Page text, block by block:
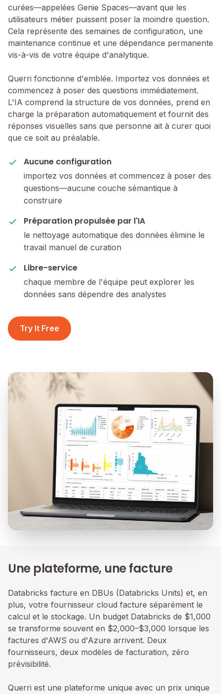
curées—appelées Genie Spaces—avant que les
utilisateurs métier puissent poser la moindre question.
Cela représente des semaines de configuration, une
maintenance continue et une dépendance permanente
vis-à-vis de votre équipe d'analytique.
Querri fonctionne d'emblée. Importez vos données et
commencez à poser des questions immédiatement.
L'IA comprend la structure de vos données, prend en
charge la préparation automatiquement et fournit des
réponses visuelles sans que personne ait à curer quoi
que ce soit au préalable.
Aucune configuration
importez vos données et commencez à poser des
questions—aucune couche sémantique à
construire
Préparation propulsée par l'IA
le nettoyage automatique des données élimine le
travail manuel de curation
Libre-service
chaque membre de l'équipe peut explorer les
données sans dépendre des analystes
Try It Free
Une plateforme, une facture
Databricks facture en DBUs (Databricks Units) et, en
plus, votre fournisseur cloud facture séparément le
calcul et le stockage. Un budget Databricks de $1,000
se transforme souvent en $2,000–$3,000 lorsque les
factures d'AWS ou d'Azure arrivent. Deux
fournisseurs, deux modèles de facturation, zéro
prévisibilité.
Querri est une plateforme unique avec un prix unique